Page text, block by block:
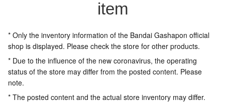
item
* Only the inventory information of the Bandai Gashapon official
shop is displayed. Please check the store for other products.
* Due to the influence of the new coronavirus, the operating
status of the store may differ from the posted content. Please
note.
* The posted content and the actual store inventory may differ.